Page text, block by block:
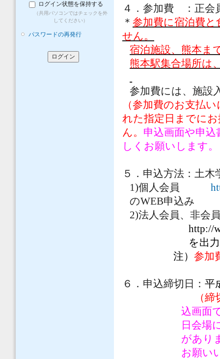
ログイン状態を保持する
（共用パソコンではチェックを外
してください）
パスワードの再発行
４．参加費 ： 正会
＊ 参加費に宿泊費
せん。
宿泊施設、熊本ま
熊本駅集合場所は
参加費には、施設
（参加費のお支払
れた指定日までに
ん。 申込画面や申
しくお願いします。
５．申込方法： 土木
1)個人会員
のWEB申込み
2)法人会員、非会
http://
を出
注）参加
６．申込締切日： 平
（
込画面
日会場
があり
お願い